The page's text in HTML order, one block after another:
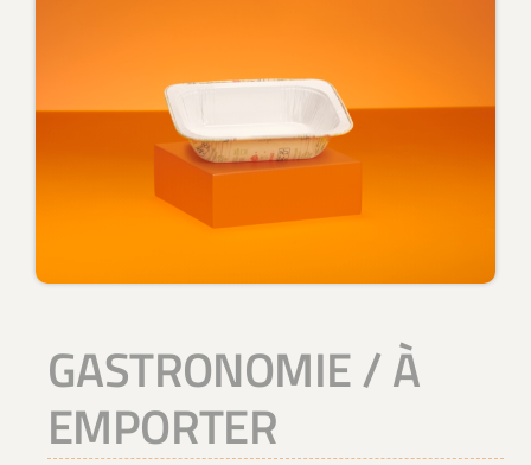
Espace client
GASTRONOMIE / À
EMPORTER